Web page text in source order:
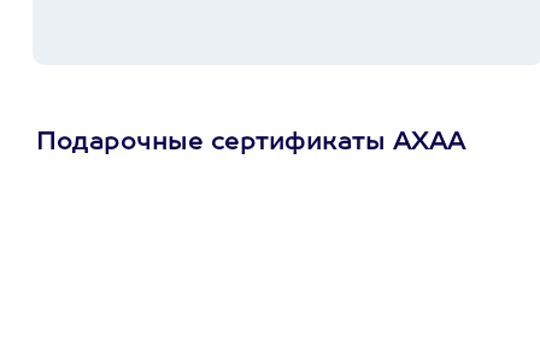
Подарочные сертификаты АХАА